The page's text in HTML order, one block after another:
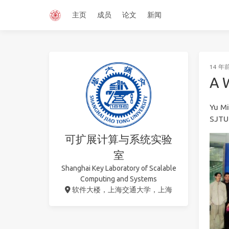
主页 成员 论文 新闻
14 年
A
Yu
可扩展计算与系统实验
室
Shanghai Key Laboratory of Scalable
Computing and Systems
软件大楼，上海交通大学，上海